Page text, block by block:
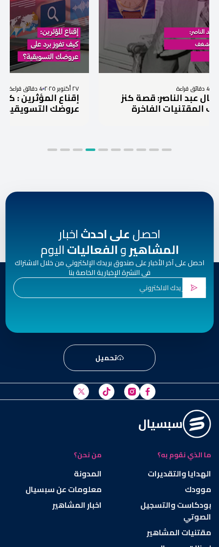
قصة كنز
الفاخرة
4 دقائق قراءة
إقناع المؤثرين : كيف تفوز
عروضك التسويقية؟
احصلعلى احدثاخبار
المشاهيروالفعالياتاليوم
احصل على آخر الأخبار على صندوق بريدك الإلكتروني من خلال الاشتراك
في النشرة الإخبارية الخاصة بنا
تحميل
سبسيال
ما الذي نقوم به؟
الهدايا والتقديرات
موودك
بودكاست والتسجيل
الصوتي
مقتنيات المشاهير
من نحن؟
المدونة
معلومات عن سبسيال
اخبار المشاهير